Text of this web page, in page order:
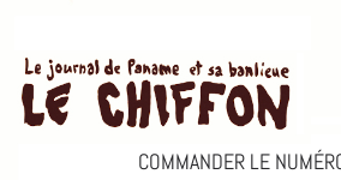
contenu
COMMANDER LE